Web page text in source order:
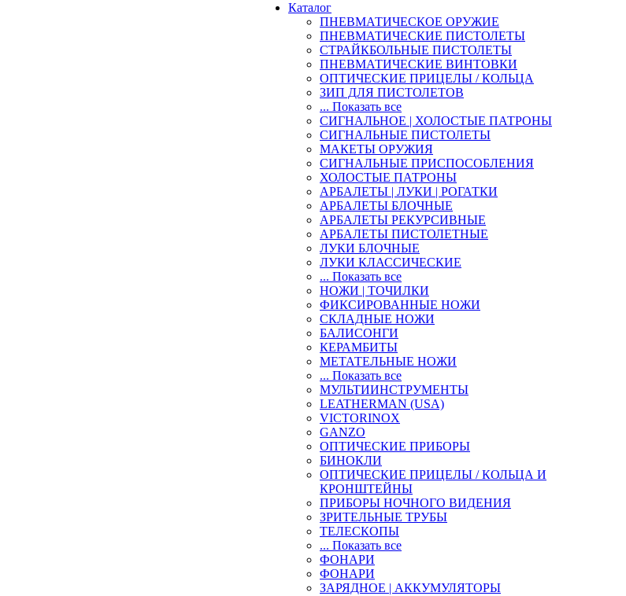
Каталог
ПНЕВМАТИЧЕСКОЕ ОРУЖИЕ
ПНЕВМАТИЧЕСКИЕ ПИСТОЛЕТЫ
СТРАЙКБОЛЬНЫЕ ПИСТОЛЕТЫ
ПНЕВМАТИЧЕСКИЕ ВИНТОВКИ
ОПТИЧЕСКИЕ ПРИЦЕЛЫ / КОЛЬЦА
ЗИП ДЛЯ ПИСТОЛЕТОВ
... Показать все
СИГНАЛЬНОЕ | ХОЛОСТЫЕ ПАТРОНЫ
СИГНАЛЬНЫЕ ПИСТОЛЕТЫ
МАКЕТЫ ОРУЖИЯ
СИГНАЛЬНЫЕ ПРИСПОСОБЛЕНИЯ
ХОЛОСТЫЕ ПАТРОНЫ
АРБАЛЕТЫ | ЛУКИ | РОГАТКИ
АРБАЛЕТЫ БЛОЧНЫЕ
АРБАЛЕТЫ РЕКУРСИВНЫЕ
АРБАЛЕТЫ ПИСТОЛЕТНЫЕ
ЛУКИ БЛОЧНЫЕ
ЛУКИ КЛАССИЧЕСКИЕ
... Показать все
НОЖИ | ТОЧИЛКИ
ФИКСИРОВАННЫЕ НОЖИ
СКЛАДНЫЕ НОЖИ
БАЛИСОНГИ
КЕРАМБИТЫ
МЕТАТЕЛЬНЫЕ НОЖИ
... Показать все
МУЛЬТИИНСТРУМЕНТЫ
LEATHERMAN (USA)
VICTORINOX
GANZO
ОПТИЧЕСКИЕ ПРИБОРЫ
БИНОКЛИ
ОПТИЧЕСКИЕ ПРИЦЕЛЫ / КОЛЬЦА И
КРОНШТЕЙНЫ
ПРИБОРЫ НОЧНОГО ВИДЕНИЯ
ЗРИТЕЛЬНЫЕ ТРУБЫ
ТЕЛЕСКОПЫ
... Показать все
ФОНАРИ
ФОНАРИ
ЗАРЯДНОЕ | АККУМУЛЯТОРЫ